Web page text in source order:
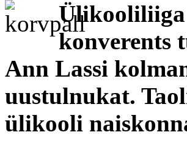
konverents
Ann Lassi
uustulnukat.
ülikooli